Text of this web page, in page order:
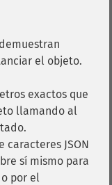
el objeto.
exactos que
llamando al
caracteres JSON
sí mismo para
por el